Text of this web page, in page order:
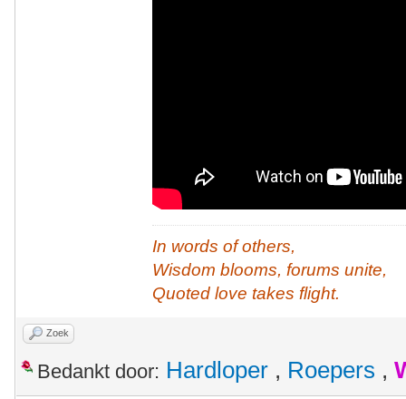
In words of others,
Wisdom blooms, forums unite,
Quoted love takes flight.
Zoek
Bedankt door: Hardloper , Roepers ,